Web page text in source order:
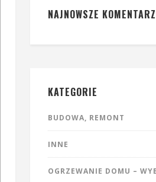
NAJNOWSZE
KATEGORIE
BUDOWA, REMONT
INNE
OGRZEWANIE DOMU –